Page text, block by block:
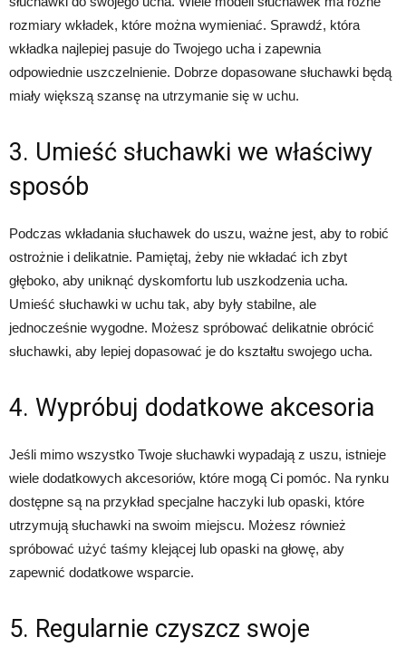
rozmiary wkładek, które można wymieniać. Sprawdź, która
wkładka najlepiej pasuje do Twojego ucha i zapewnia
odpowiednie uszczelnienie. Dobrze dopasowane słuchawki będą
miały większą szansę na utrzymanie się w uchu.
3. Umieść słuchawki we właściwy
sposób
Podczas wkładania słuchawek do uszu, ważne jest, aby to robić
ostrożnie i delikatnie. Pamiętaj, żeby nie wkładać ich zbyt
głęboko, aby uniknąć dyskomfortu lub uszkodzenia ucha.
Umieść słuchawki w uchu tak, aby były stabilne, ale
jednocześnie wygodne. Możesz spróbować delikatnie obrócić
słuchawki, aby lepiej dopasować je do kształtu swojego ucha.
4. Wypróbuj dodatkowe akcesoria
Jeśli mimo wszystko Twoje słuchawki wypadają z uszu, istnieje
wiele dodatkowych akcesoriów, które mogą Ci pomóc. Na rynku
dostępne są na przykład specjalne haczyki lub opaski, które
utrzymują słuchawki na swoim miejscu. Możesz również
spróbować użyć taśmy klejącej lub opaski na głowę, aby
zapewnić dodatkowe wsparcie.
5. Regularnie czyszcz swoje